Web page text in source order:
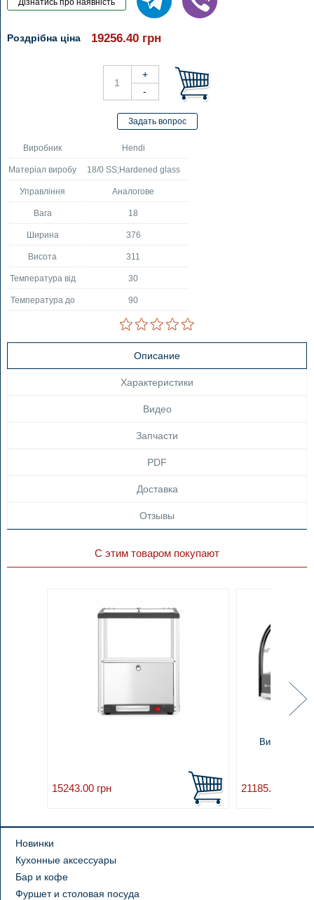
Роздрібна ціна 19256.40 грн
Виробник Hendi
Матеріал виробу 18/0 SS;Hardened glass
Управління Аналогове
Вага 18
Ширина 376
Висота 311
Температура від 30
Температура до 90
Описание
Характеристики
Видео
Запчасти
PDF
Доставка
Отзывы
С этим товаром покупают
15243.00 грн
Витрина
21185.90
Новинки
Кухонные аксессуары
Бар и кофе
Фуршет и столовая посуда